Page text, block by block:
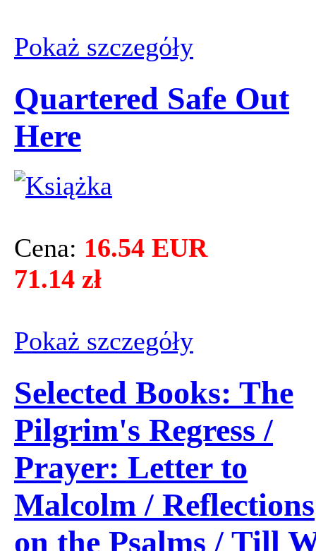
Pokaż szczegόły
Quartered Safe Out
Here
Cena: 16.54 EUR
71.14 zł
Pokaż szczegόły
Selected Books: The
Pilgrim's Regress /
Prayer: Letter to
Malcolm / Reflections
on the Psalms / Till